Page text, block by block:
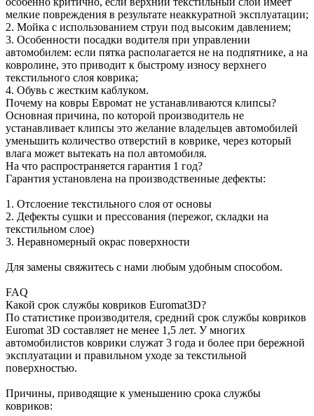
мелкие повреждения в результате неаккуратной эксплуатации;
2. Мойка с использованием струи под высоким давлением;
3. Особенности посадки водителя при управлении
автомобилем: если пятка располагается не на подпятнике, а на
ковролине, это приводит к быстрому износу верхнего
текстильного слоя коврика;
4. Обувь с жестким каблуком.
Почему на ковры Евромат не устанавливаются клипсы?
Основная причина, по которой производитель не
устанавливает клипсы это желание владельцев автомобилей
уменьшить количество отверстий в коврике, через который
влага может вытекать на пол автомобиля.
На что распространяется гарантия 1 год?
Гарантия установлена на производственные дефекты:
1. Отслоение текстильного слоя от основы
2. Дефекты сушки и прессования (пережог, складки на
текстильном слое)
3. Неравномерный окрас поверхности
Для замены свяжитесь с нами любым удобным способом.
FAQ
Какой срок службы ковриков Euromat3D?
По статистике производителя, средний срок службы ковриков
Euromat 3D составляет не менее 1,5 лет. У многих
автомобилистов коврики служат 3 года и более при бережной
эксплуатации и правильном уходе за текстильной
поверхностью.
Причины, приводящие к уменьшению срока службы
ковриков: